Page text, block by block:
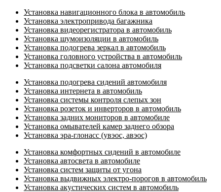
Установка навигационного блока в автомобиль
Установка электропривода багажника
Установка видеорегистратора в автомобиль
Установка шумоизоляции в автомобиль
Установка подогрева зеркал в автомобиль
Установка головного устройства в автомобиль
Установка подсветки салона автомобиля
Установка подогрева сидений автомобиля
Установка интернета в автомобиль
Установка системы контроля слепых зон
Установка розеток и инверторов в автомобиль
Установка задних мониторов в автомобиле
Установка омывателей камер заднего обзора
Установка эра-глонасс (увэос, авэос)
Установка комфортных сидений в автомобиле
Установка автосвета в автомобиле
Установка систем защиты от угона
Установка выдвижных электро-порогов в автомобиль
Установка акустических систем в автомобиль